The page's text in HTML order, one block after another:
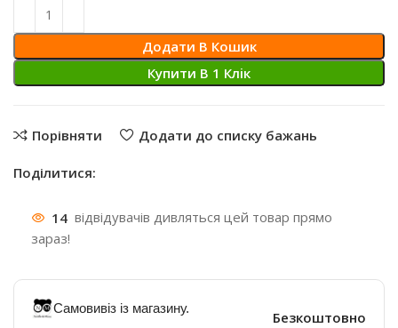
Додати В Кошик
Купити В 1 Клiк
Порівняти Додати до списку бажань
Поділитися:
14 відвідувачів дивляться цей товар прямо
зараз!
Самовивіз із магазину.
Безкоштовно